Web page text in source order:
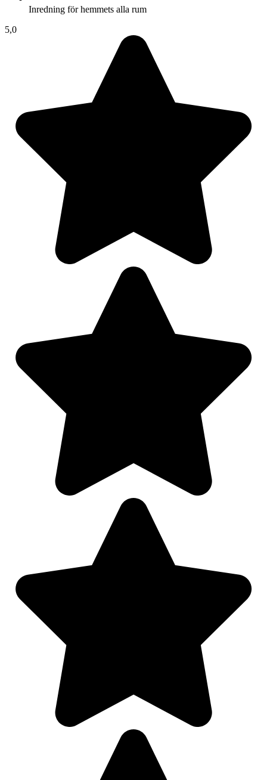
Inredning för hemmets alla rum
5,0